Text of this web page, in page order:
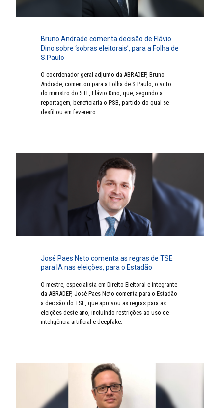
Bruno Andrade comenta decisão de Flávio
Dino sobre ‘sobras eleitorais’, para a Folha de
S.Paulo
O coordenador-geral adjunto da ABRADEP, Bruno
Andrade, comentou para a Folha de S.Paulo, o voto
do ministro do STF, Flávio Dino, que, segundo a
reportagem, beneficiaria o PSB, partido do qual se
desfiliou em fevereiro.
José Paes Neto comenta as regras de TSE
para IA nas eleições, para o Estadão
O mestre, especialista em Direito Eleitoral e integrante
da ABRADEP, José Paes Neto comenta para o Estadão
a decisão do TSE, que aprovou as regras para as
eleições deste ano, incluindo restrições ao uso de
inteligência artificial e deepfake.